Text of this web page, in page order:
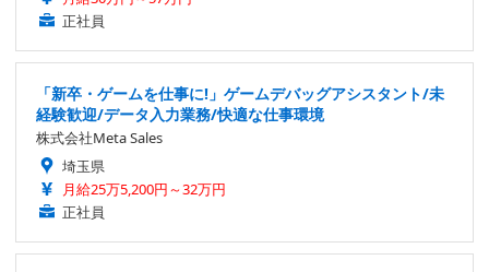
正社員
「新卒・ゲームを仕事に!」ゲームデバッグアシスタント/未
経験歓迎/データ入力業務/快適な仕事環境
株式会社Meta Sales
埼玉県
月給25万5,200円～32万円
正社員